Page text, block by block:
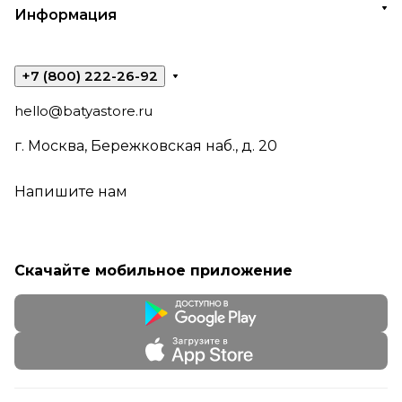
Информация
+7 (800) 222-26-92
hello@batyastore.ru
г. Москва, Бережковская наб., д. 20
Напишите нам
Скачайте мобильное приложение